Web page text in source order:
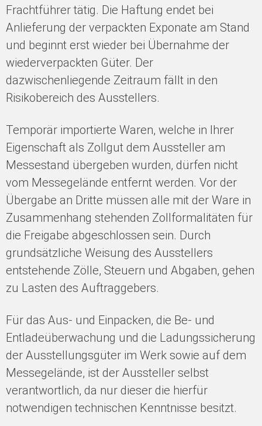
Frachtführer tätig. Die Haftung endet bei
Anlieferung der verpackten Exponate am Stand
und beginnt erst wieder bei Übernahme der
wiederverpackten Güter. Der
dazwischenliegende Zeitraum fällt in den
Risikobereich des Ausstellers.
Temporär importierte Waren, welche in Ihrer
Eigenschaft als Zollgut dem Aussteller am
Messestand übergeben wurden, dürfen nicht
vom Messegelände entfernt werden. Vor der
Übergabe an Dritte müssen alle mit der Ware in
Zusammenhang stehenden Zollformalitäten für
die Freigabe abgeschlossen sein. Durch
grundsätzliche Weisung des Ausstellers
entstehende Zölle, Steuern und Abgaben, gehen
zu Lasten des Auftraggebers.
Für das Aus- und Einpacken, die Be- und
Entladeüberwachung und die Ladungssicherung
der Ausstellungsgüter im Werk sowie auf dem
Messegelände, ist der Aussteller selbst
verantwortlich, da nur dieser die hierfür
notwendigen technischen Kenntnisse besitzt.